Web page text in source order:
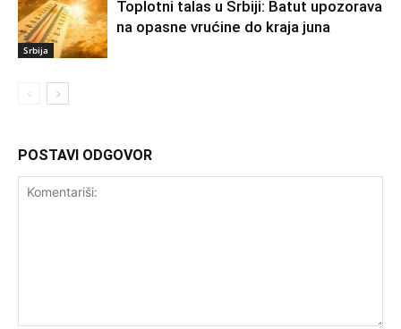
Srbija
Toplotni talas u Srbiji: Batut upozorava
na opasne vrućine do kraja juna
POSTAVI ODGOVOR